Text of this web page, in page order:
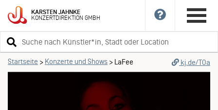
KARSTENJAHNKE
KONZERTDIREKTIONGMBH
Suchbegriff
eingeben
Startseite > Konzerte und Shows > LaFee kj.de/TOa